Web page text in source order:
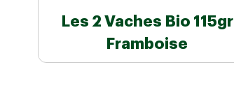
Les 2 Vaches Bio 115gr
Framboise